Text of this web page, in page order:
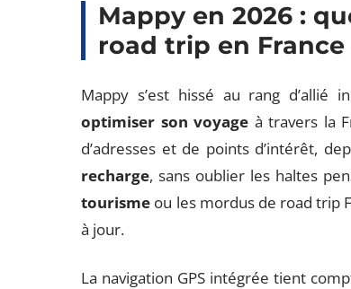
Mappy en 2026 :
road trip en
Mappy s’est hissé au rang d’allié
optimiser son voyage à travers la
d’adresses et de points d’intérêt,
recharge, sans oublier les haltes
tourisme ou les mordus de road trip
à jour.
La navigation GPS intégrée tient